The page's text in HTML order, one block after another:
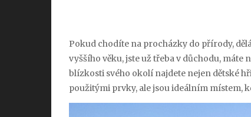
Pokud chodíte na procházky do přírody,
vyššího věku, jste už třeba v důchodu, máte
blízkosti svého okolí najdete nejen dětské
použitými prvky, ale jsou ideálním místem,